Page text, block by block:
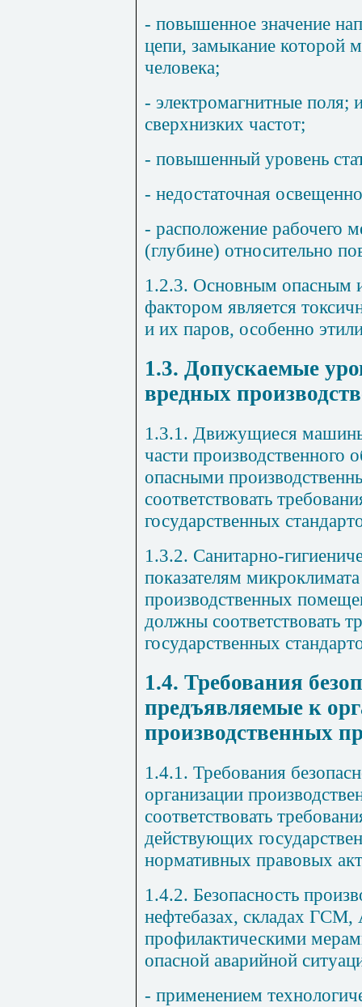
- повышенное значение
цепи, замыкание которой
человека;
- электромагнитные поля;
сверхнизких частот;
- повышенный уровень
- недостаточная
- расположение рабочего
(глубине) относительно
1.2.3. Основным опасным
фактором является
и их паров, особенно
1.3. Допускаемые
вредных
1.3.1. Движущиеся
части производственного
опасными
соответствовать
государственных
1.3.2. Санитарно-
показателям
производственных
должны соответствовать
государственных
1.4. Требования
предъявляемые к
производственных
1.4.1. Требования
организации
соответствовать
действующих
нормативных правовых
1.4.2. Безопасность
нефтебазах, складах
профилактическими
опасной аварийной
- применением